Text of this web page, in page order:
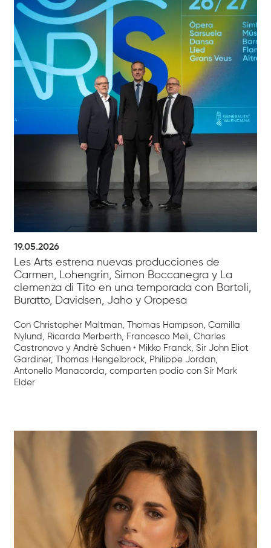
19.05.2026
Les Arts estrena nuevas producciones de
Carmen, Lohengrin, Simon Boccanegra y La
clemenza di Tito en una temporada con Bartoli,
Buratto, Davidsen, Jaho y Oropesa
Con Christopher Maltman, Thomas Hampson, Camilla
Nylund, Ricarda Merberth, Francesco Meli, Charles
Castronovo y Andrè Schuen • Mikko Franck, Sir John Eliot
Gardiner, Thomas Hengelbrock, Philippe Jordan,
Antonello Manacorda, comparten podio con Sir Mark
Elder